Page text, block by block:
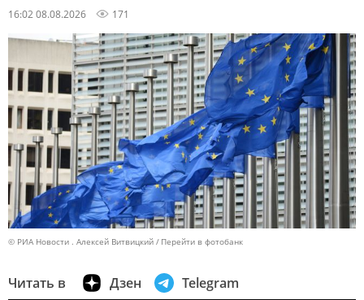
16:02 08.08.2026 171
© РИА Новости . Алексей Витвицкий Перейти в фотобанк
Читать в Дзен Telegram